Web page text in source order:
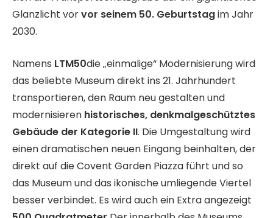
Glanzlicht vorvor seinem 50. Geburtstagim Jahr
2030.
Namens LTM50die „einmalige“ Modernisierung wird
das beliebte Museum direkt ins 21. Jahrhundert
transportieren, den Raum neu gestalten und
modernisieren historisches, denkmalgeschütztes
Gebäude der Kategorie II. Die Umgestaltung wird
einen dramatischen neuen Eingang beinhalten, der
direkt auf die Covent Garden Piazza führt und so
das Museum und das ikonische umliegende Viertel
besser verbindet. Es wird auch ein Extra angezeigt